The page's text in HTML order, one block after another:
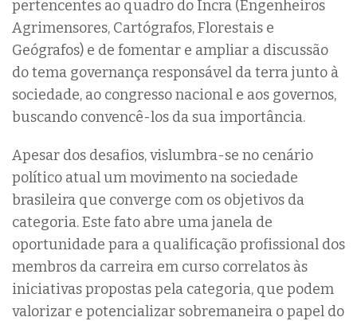
pertencentes ao quadro do Incra (Engenheiros
Agrimensores, Cartógrafos, Florestais e
Geógrafos) e de fomentar e ampliar a discussão
do tema governança responsável da terra junto à
sociedade, ao congresso nacional e aos governos,
buscando convencê-los da sua importância.
Apesar dos desafios, vislumbra-se no cenário
político atual um movimento na sociedade
brasileira que converge com os objetivos da
categoria. Este fato abre uma janela de
oportunidade para a qualificação profissional dos
membros da carreira em curso correlatos às
iniciativas propostas pela categoria, que podem
valorizar e potencializar sobremaneira o papel do